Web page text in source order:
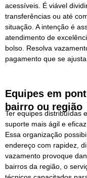
acessíveis. É viável
transferências ou até
situação. A intenção é
atendimento de
bolso. Resolva
pagamento que se
Equipes em
bairro ou região
Ter equipes distribuídas
suporte mais ágil e
Essa organização
endereço com rapidez,
vazamento provoque
bairros da região, o